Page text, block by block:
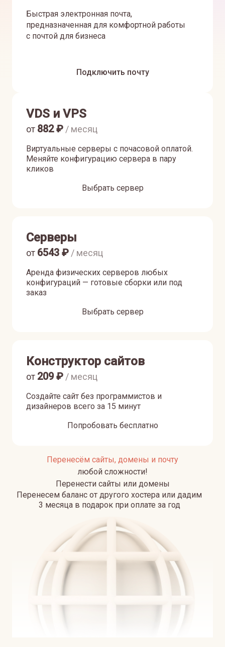
Быстрая электронная почта,
предназначенная для комфортной работы
с почтой для бизнеса
Подключить почту
VDS и VPS
Виртуальные серверы с почасовой оплатой.
Меняйте конфигурацию сервера в пару
кликов
от 882₽ / месяц
Выбрать сервер
Серверы
Аренда физических серверов любых
конфигураций — готовые сборки или под
заказ
от 6543 ₽ / месяц
Выбрать сервер
Конструктор сайтов
Создайте сайт без программистов и
дизайнеров всего за 15 минут
от 209₽ / месяц
Попробовать бесплатно
Перенесём сайты, домены и почту
любой сложности!
Перенести сайты или домены
Перенесем баланс от другого хостера или дадим
3 месяца в подарок при оплате за год